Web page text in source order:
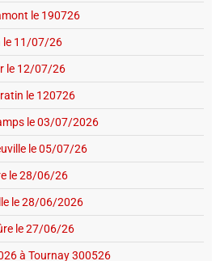
le 190726
le 11/07/26
le 12/07/26
le 120726
le 03/07/2026
le 05/07/26
le 28/06/26
le 28/06/2026
le 27/06/26
à Tournay 300526